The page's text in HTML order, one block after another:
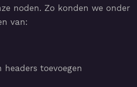
noden. Zo konden we onder
van:
toevoegen